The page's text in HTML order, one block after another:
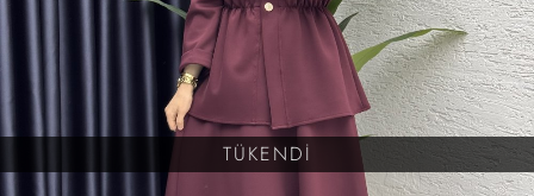
TÜKENDİ